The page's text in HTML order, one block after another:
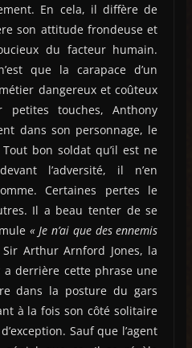
En cela, il diffère de
son attitude frondeuse et
du facteur humain.
que la carapace d’un
dangereux et coûteux
petites touches, Anthony
dans son personnage, le
bon soldat qu’il est ne
l’adversité, il n’en
Certaines pertes le
Il a beau tenter de se
« Je n’ai que des ennemis
Arthur Arnford Jones, la
derrière cette phrase une
dans la posture du gars
à la fois son côté solitaire
Sauf que l’agent